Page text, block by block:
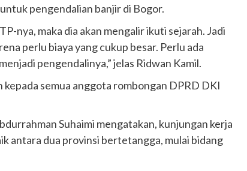
pengendalian banjir di Bogor.
nya, maka dia akan mengalir ikuti sejarah. Jadi
perlu biaya yang cukup besar. Perlu ada
pengendalinya,” jelas Ridwan Kamil.
semua anggota rombongan DPRD DKI
Suhaimi mengatakan, kunjungan kerja
antara dua provinsi bertetangga, mulai bidang